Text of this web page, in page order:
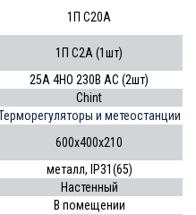
1П С20А
1П С2А (1шт)
25А 4НО 230В АС (2шт)
Chint
и метеостанции
600х400х210
металл, IP31(65)
Настенный
В помещении